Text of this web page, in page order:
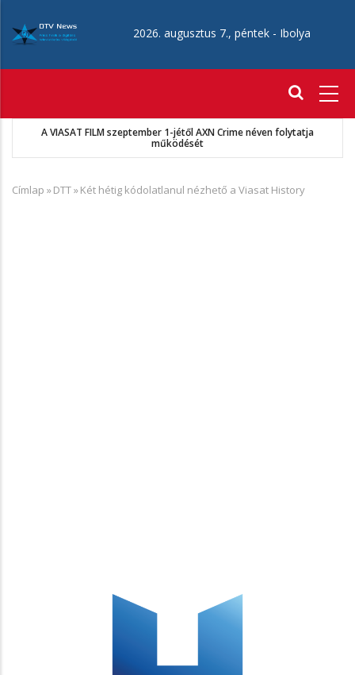
tartalomra
2026. augusztus 7., péntek - Ibolya
A VIASAT FILM szeptember 1-jétől AXN Crime néven folytatja
működését
Morzsa
Címlap »DTT»Két hétig kódolatlanul nézhető a Viasat History